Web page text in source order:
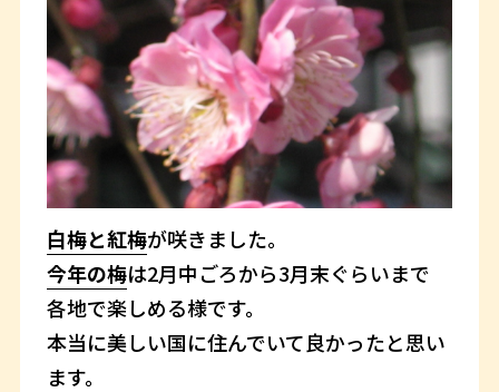
白梅と紅梅が咲きました。
今年の梅は2月中ごろから3月末ぐらいまで
各地で楽しめる様です。
本当に美しい国に住んでいて良かったと思い
ます。